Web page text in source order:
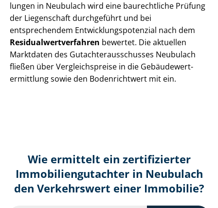
lun­gen in Neubulach wird eine baurechtliche Prüfung
der Liegenschaft durchgeführt und bei
entsprechendem Ent­wick­lungs­po­ten­zi­al nach dem
Re­si­du­al­wert­ver­fah­ren bewertet. Die aktuellen
Marktdaten des Gut­ach­ter­aus­schus­ses Neubulach
fließen über Ver­gleichs­prei­se in die Ge­bäu­de­wert­
ermitt­lung sowie den Bodenrichtwert mit ein.
Wie ermittelt ein zertifizierter
Immobilien­gutachter in Neubulach
den Verkehrswert einer Immobilie?